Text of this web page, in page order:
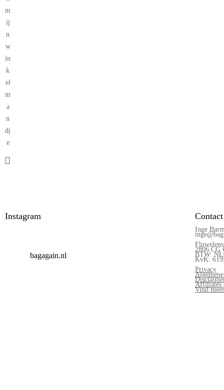
m
ij
n
w
in
k
el
m
a
n
dj
e
Instagram
bagagain.nl
Contact
Inge
2806 CG
BTW:
KvK:
Privacy
Affiliates
Vind